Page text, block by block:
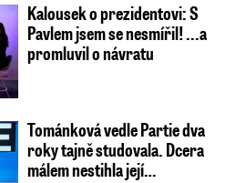
Kalousek o prezidentovi: S
Pavlem jsem se nesmířil! ...a
promluvil o návratu
Tománková vedle Partie dva
roky tajně studovala. Dcera
málem nestihla její…